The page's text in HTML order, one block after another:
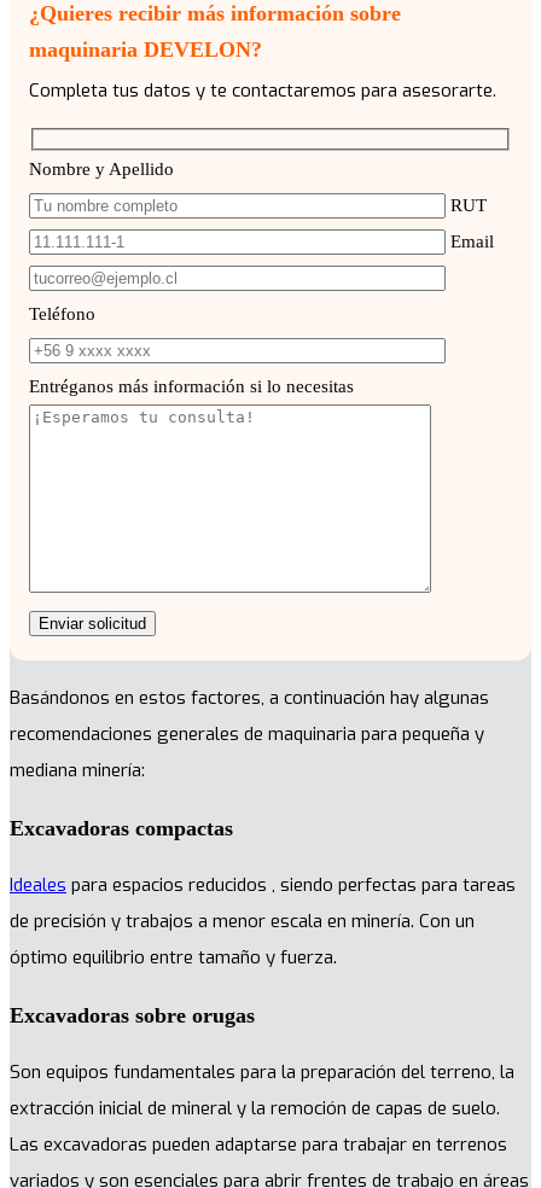
¿Quieres recibir más información sobre
maquinaria DEVELON?
Completa tus datos y te contactaremos para asesorarte.
Nombre y Apellido
RUT
Email
Teléfono
Entréganos más información si lo necesitas
Basándonos en estos factores, a continuación hay algunas
recomendaciones generales de maquinaria para pequeña y
mediana minería:
Excavadoras compactas
Ideales para espacios reducidos , siendo perfectas para tareas
de precisión y trabajos a menor escala en minería. Con un
óptimo equilibrio entre tamaño y fuerza.
Excavadoras sobre orugas
Son equipos fundamentales para la preparación del terreno, la
extracción inicial de mineral y la remoción de capas de suelo.
Las excavadoras pueden adaptarse para trabajar en terrenos
variados y son esenciales para abrir frentes de trabajo en áreas